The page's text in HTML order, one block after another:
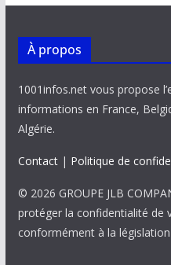
À propos
1001infos.net vous propose
informations en France,
Algérie.
Contact| Politique de
© 2026 GROUPE JLB
protéger la confidentialité de
conformément à la